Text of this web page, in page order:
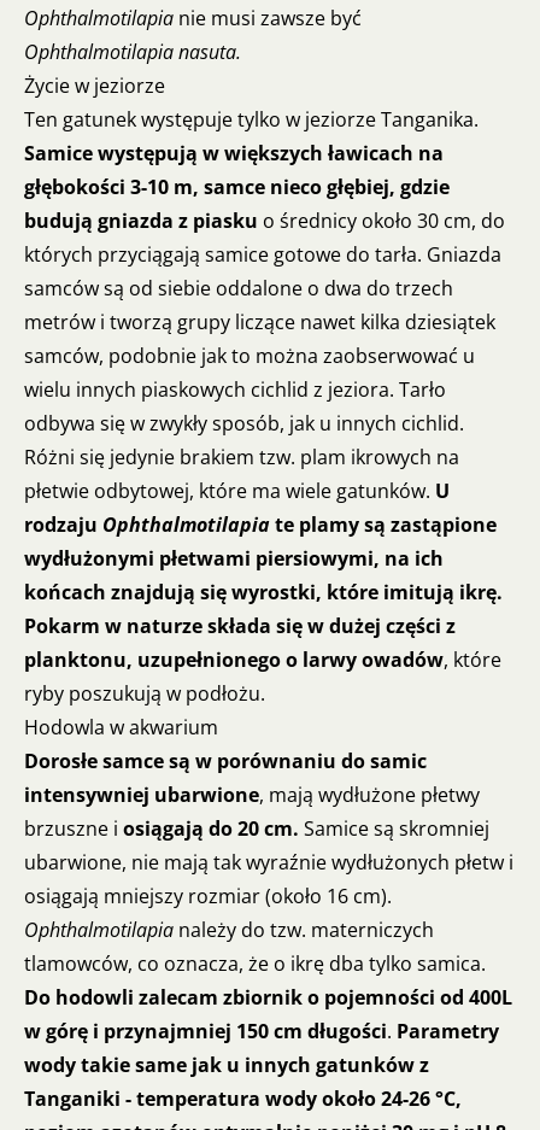
Ophthalmotilapia nie musi zawsze być
Ophthalmotilapia nasuta.
Życie w jeziorze
Ten gatunek występuje tylko w jeziorze Tanganika.
Samice występują w większych ławicach na
głębokości 3-10 m, samce nieco głębiej, gdzie
budują gniazda z piasku o średnicy około 30 cm, do
których przyciągają samice gotowe do tarła. Gniazda
samców są od siebie oddalone o dwa do trzech
metrów i tworzą grupy liczące nawet kilka dziesiątek
samców, podobnie jak to można zaobserwować u
wielu innych piaskowych cichlid z jeziora. Tarło
odbywa się w zwykły sposób, jak u innych cichlid.
Różni się jedynie brakiem tzw. plam ikrowych na
płetwie odbytowej, które ma wiele gatunków. U
rodzaju Ophthalmotilapiate plamy są zastąpione
wydłużonymi płetwami piersiowymi, na ich
końcach znajdują się wyrostki, które imitują ikrę.
Pokarm w naturze składa się w dużej części z
planktonu, uzupełnionego o larwy owadów, które
ryby poszukują w podłożu.
Hodowla w akwarium
Dorosłe samce są w porównaniu do samic
intensywniej ubarwione, mają wydłużone płetwy
brzuszne i osiągają do 20 cm. Samice są skromniej
ubarwione, nie mają tak wyraźnie wydłużonych płetw i
osiągają mniejszy rozmiar (około 16 cm).
Ophthalmotilapia należy do tzw. materniczych
tlamowców, co oznacza, że o ikrę dba tylko samica.
Do hodowli zalecam zbiornik o pojemności od 400L
w górę i przynajmniej 150 cm długości. Parametry
wody takie same jak u innych gatunków z
Tanganiki - temperatura wody około 24-26 °C,